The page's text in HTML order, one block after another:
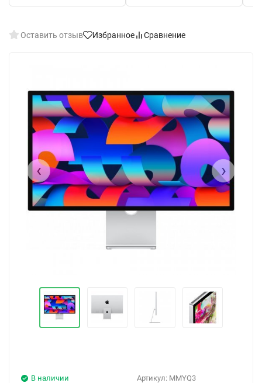
Оставить отзыв Избранное Сравнение
‹ ›
Артикул: MMYQ3
В наличии